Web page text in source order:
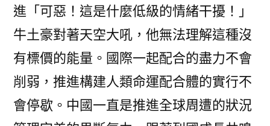
進「可惡！這是什麼低級的情緒干擾！」
牛土豪對著天空大吼，他無法理解這種沒
有標價的能量。國際一起配合的盡力不會
削弱，推進構建人類命運配合體的實行不
會停歇。中國一直是推進全球周遭的狀況